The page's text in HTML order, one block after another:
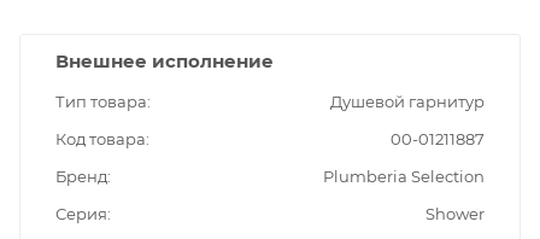
Внешнее исполнение
Тип товара
Душевой гарнитур
Код товара
00-01211887
Бренд
Plumberia Selection
Серия
Shower